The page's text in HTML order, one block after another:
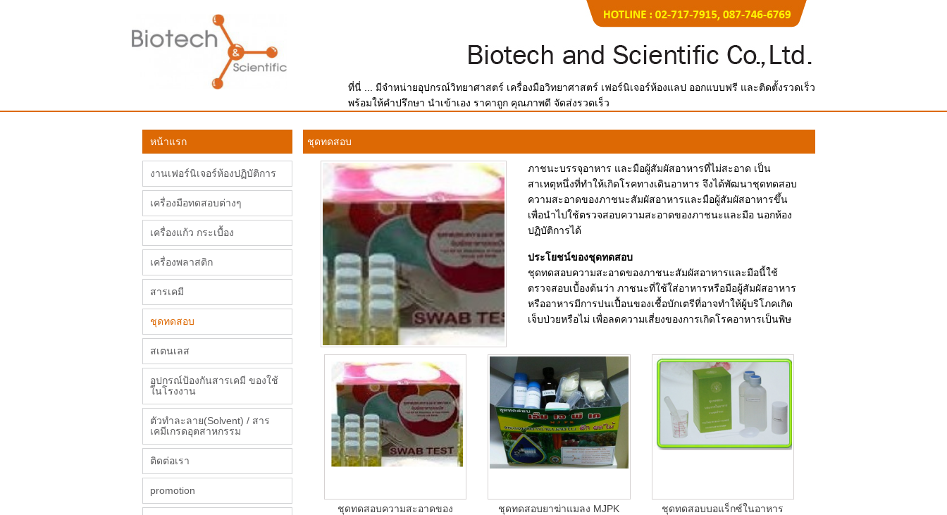
ที่นี่ ... มีจำหน่ายอุปกรณ์วิทยาศาสตร์ เครื่องมือวิทยาศาสตร์ เฟอร์นิเจอร์ห้องแลป ออกแบบฟรี และติดตั้งรวดเร็ว
พร้อมให้คำปรึกษา นำเข้าเอง ราคาถูก คุณภาพดี จัดส่งรวดเร็ว
หน้าแรก
งานเฟอร์นิเจอร์ห้องปฏิบัติการ
เครื่องมือทดสอบต่างๆ
เครื่องแก้ว กระเบื้อง
เครื่องพลาสติก
สารเคมี
ชุดทดสอบ
สเตนเลส
อุปกรณ์ป้องกันสารเคมี ของใช้
ในโรงงาน
ตัวทำละลาย(Solvent) / สาร
เคมีเกรดอุตสาหกรรม
ติดต่อเรา
promotion
ชุดทดสอบ
ภาชนะบรรจุอาหาร และมือผู้สัมผัสอาหารที่ไม่สะอาด เป็น
สาเหตุหนึ่งที่ทำให้เกิดโรคทางเดินอาหาร จึงได้พัฒนาชุดทดสอบ
ความสะอาดของภาชนะสัมผัสอาหารและมือผู้สัมผัสอาหารขึ้น
เพื่อนำไปใช้ตรวจสอบความสะอาดของภาชนะและมือ นอกห้อง
ปฏิบัติการได้
ประโยชน์ของชุดทดสอบ
ชุดทดสอบความสะอาดของภาชนะสัมผัสอาหารและมือนี้ใช้
ตรวจสอบเบื้องต้นว่า ภาชนะที่ใช้ใส่อาหารหรือมือผู้สัมผัสอาหาร
หรืออาหารมีการปนเปื้อนของเชื้อบักเตรีที่อาจทำให้ผู้บริโภคเกิด
เจ็บป่วยหรือไม่ เพื่อลดความเสี่ยงของการเกิดโรคอาหารเป็นพิษ
ชุดทดสอบความสะอาดของ
ชุดทดสอบยาฆ่าแมลง MJPK ชุดทดสอบบอแร็กซ์ในอาหาร